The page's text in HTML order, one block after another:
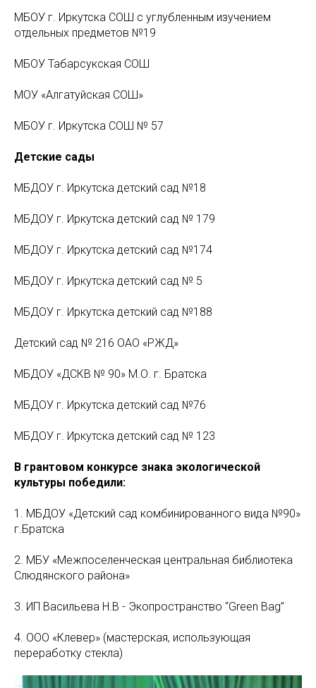
МБОУ г. Иркутска СОШ с углубленным изучением
отдельных предметов №19
МБОУ Табарсукская СОШ
МОУ «Алгатуйская СОШ»
МБОУ г. Иркутска СОШ № 57
Детские сады
МБДОУ г. Иркутска детский сад №18
МБДОУ г. Иркутска детский сад № 179
МБДОУ г. Иркутска детский сад №174
МБДОУ г. Иркутска детский сад № 5
МБДОУ г. Иркутска детский сад №188
Детский сад № 216 ОАО «РЖД»
МБДОУ «ДСКВ № 90» М.О. г. Братска
МБДОУ г. Иркутска детский сад №76
МБДОУ г. Иркутска детский сад № 123
В грантовом конкурсе знака экологической
культуры победили:
1. МБДОУ «Детский сад комбинированного вида №90»
г.Братска
2. МБУ «Межпоселенческая центральная библиотека
Слюдянского района»
3. ИП Васильева Н.В - Экопространство “Green Bag”
4. ООО «Клевер» (мастерская, использующая
переработку стекла)